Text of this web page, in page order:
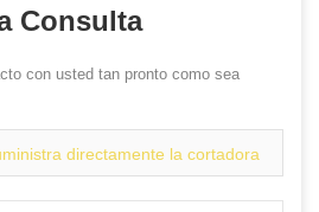
Consulta
con usted tan pronto como sea
directamente la cortadora
fibra de la alta precisión KCL